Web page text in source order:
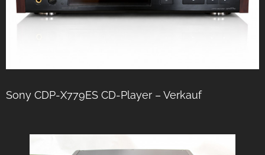
Sony CDP-X779ES CD-Player – Verkauf